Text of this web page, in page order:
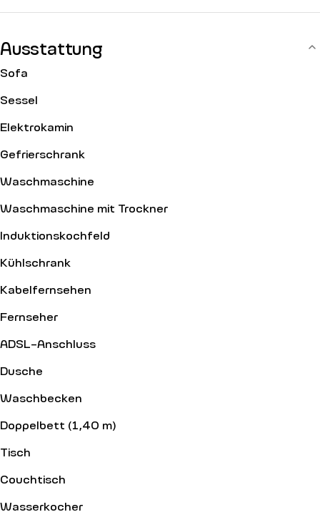
Jahrhundert befindet sich im ersten Stock mit Aufzug und ist
durch ein Videotelefon und einen Eingangscode gesichert.
Ausstattung
Sofa
Sessel
Elektrokamin
Gefrierschrank
Waschmaschine
Waschmaschine mit Trockner
Induktionskochfeld
Kühlschrank
Kabelfernsehen
Fernseher
ADSL-Anschluss
Dusche
Waschbecken
Doppelbett (1,40 m)
Tisch
Couchtisch
Wasserkocher